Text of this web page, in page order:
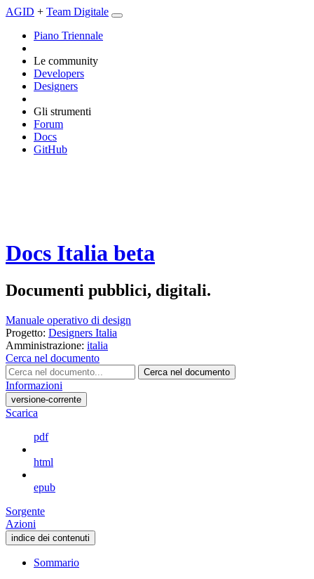
AGID + Team Digitale
Piano Triennale
Le community
Developers
Designers
Gli strumenti
Forum
Docs
GitHub
Docs Italia beta
Documenti pubblici, digitali.
Manuale operativo di design
Progetto: Designers Italia
Amministrazione: italia
Cerca nel documento
Cerca nel documento
Informazioni
versione-corrente
Scarica
pdf
html
epub
Sorgente
Azioni
indice dei contenuti
Sommario